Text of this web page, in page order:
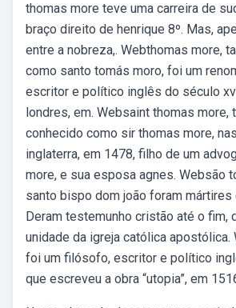
thomas more teve uma carreira de
braço direito de henrique 8º. Mas,
entre a nobreza,. Webthomas more,
como santo tomás moro, foi um
escritor e político inglês do século
londres, em. Websaint thomas more,
conhecido como sir thomas more,
inglaterra, em 1478, filho de um
more, e sua esposa agnes. Websão
santo bispo dom joão foram mártires
Deram testemunho cristão até o fim,
unidade da igreja católica apostólica.
foi um filósofo, escritor e político
que escreveu a obra “utopia”, em